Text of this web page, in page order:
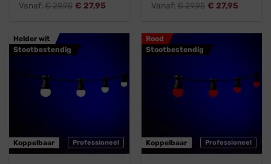
Vanaf:€29,95 € 27,95
Vanaf:€29,95 € 27,95
Helder wit
Stootbestendig
Professioneel
Koppelbaar
Rood
Stootbestendig
Professioneel
Koppelbaar